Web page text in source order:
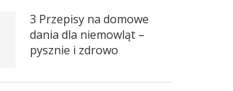
3 Przepisy na domowe
dania dla niemowląt –
pysznie i zdrowo